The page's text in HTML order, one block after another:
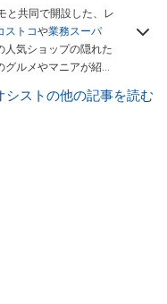
と共同で開設した、レ
ストコや業務スーパ
人気ショップの隠れた
ルメやマニアが紹介
ています。毎日トレン
シストの他の記事を読む